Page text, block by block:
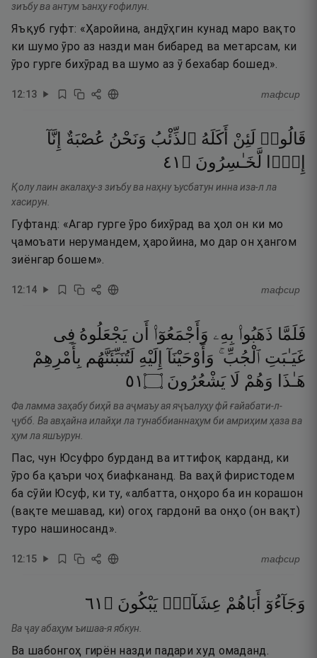
зиъбу ва антум ъанҳу ғофилун.
Яъқуб гуфт: «Ҳаройина, андӯҳгин кунад маро вақто
ки шумо ӯро аз назди ман бибаред ва метарсам, ки
ӯро гурге бихӯрад ва шумо аз ӯ бехабар бошед».
12:13 тафсир
قَالُوا۟ لَئِنْ أَكَلَهُ ٱلذِّئْبُ وَنَحْنُ عُصْبَةٌ إِنَّآ
إِذًۭا
لَّخَـٰسِرُونَ ۝ ١٤
Қолу лаин акалаҳу-з зиъбу ва наҳну ъусбатун инна иза-л ла
хасирун.
Гуфтанд: «Агар гурге ӯро бихӯрад ва ҳол он ки мо
ҷамоъати нерумандем, ҳаройина, мо дар он ҳангом
зиёнгар бошем».
12:14 тафсир
فَلَمَّا ذَهَبُوا۟ بِهِۦ وَأَجْمَعُوٓا۟ أَن يَجْعَلُوهُ فِى
غَيَـٰبَتِ ٱلْجُبِّ ۚ وَأَوْحَيْنَآ إِلَيْهِ لَتُنَبِّئَنَّهُم بِأَمْرِهِمْ
هَـٰذَا
وَهُمْ لَا يَشْعُرُونَ ۝١٥
Фа ламма заҳабу биҳӣ ва аҷмаъу ая яҷъалуҳу фӣ ғайабати-л-
ҷубб. Ва авҳайна илайҳи ла тунаббианнаҳум би амриҳим ҳаза ва
ҳум ла яшъурун.
Пас, чун Юсуфро бурданд ва иттифоқ карданд, ки
ӯро ба қаъри чоҳ биафкананд. Ва ваҳй фиристодем
ба сӯйи Юсуф, ки ту, «албатта, онҳоро ба ин корашон
(вақте мешавад, ки) огоҳ гардонӣ ва онҳо (он вақт)
туро нашиносанд».
12:15 тафсир
وَجَآءُوٓ أَبَاهُمْ عِشَآءًۭ يَبْكُونَ ۝ ١٦
Ва ҷау абаҳум ъишаа-я ябкун.
Ва шабонгоҳ гирён назди падари худ омаданд.